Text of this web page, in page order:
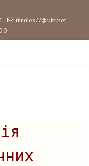
timalex77@ukr.net